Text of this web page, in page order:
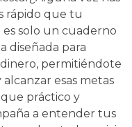
rápido que tu
solo un cuaderno
diseñada para
permitiéndote
esas metas
práctico y
a entender tus